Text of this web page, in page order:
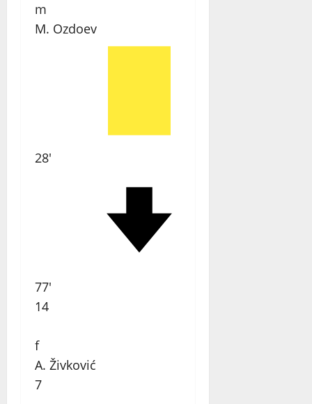
m
M. Ozdoev
28'
77'
14
f
A. Živković
7